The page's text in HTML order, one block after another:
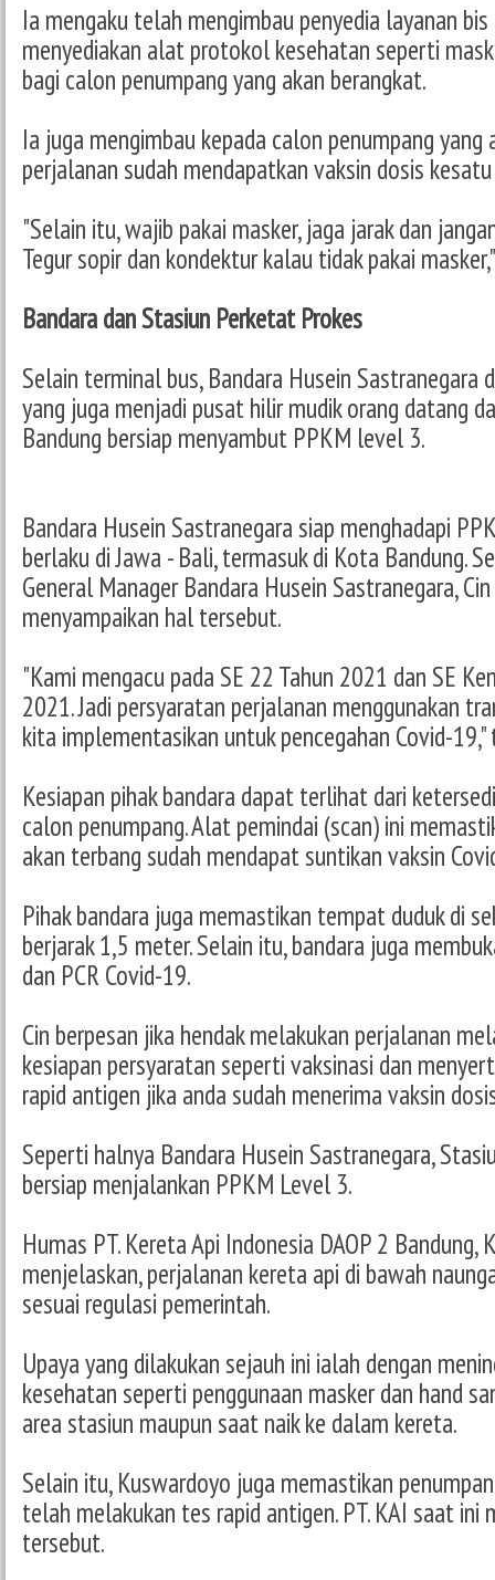
Ia mengaku telah mengimbau penyedia layanan
menyediakan alat protokol kesehatan seperti
bagi calon penumpang yang akan berangkat.
Ia juga mengimbau kepada calon penumpang yang
perjalanan sudah mendapatkan vaksin dosis
"Selain itu, wajib pakai masker, jaga jarak dan
Tegur sopir dan kondektur kalau tidak pakai
Bandara dan Stasiun Perketat Prokes
Selain terminal bus, Bandara Husein Sastranegara
yang juga menjadi pusat hilir mudik orang datang
Bandung bersiap menyambut PPKM level 3.
Bandara Husein Sastranegara siap menghadapi
berlaku di Jawa - Bali, termasuk di Kota Bandung.
General Manager Bandara Husein Sastranegara,
menyampaikan hal tersebut.
"Kami mengacu pada SE 22 Tahun 2021 dan SE
2021. Jadi persyaratan perjalanan menggunakan
kita implementasikan untuk pencegahan Covid-19,"
Kesiapan pihak bandara dapat terlihat dari
calon penumpang. Alat pemindai (scan) ini
akan terbang sudah mendapat suntikan vaksin
Pihak bandara juga memastikan tempat duduk di
berjarak 1,5 meter. Selain itu, bandara juga
dan PCR Covid-19.
Cin berpesan jika hendak melakukan perjalanan
kesiapan persyaratan seperti vaksinasi dan
rapid antigen jika anda sudah menerima vaksin
Seperti halnya Bandara Husein Sastranegara,
bersiap menjalankan PPKM Level 3.
Humas PT. Kereta Api Indonesia DAOP 2 Bandung,
menjelaskan, perjalanan kereta api di bawah
sesuai regulasi pemerintah.
Upaya yang dilakukan sejauh ini ialah dengan
kesehatan seperti penggunaan masker dan hand
area stasiun maupun saat naik ke dalam kereta.
Selain itu, Kuswardoyo juga memastikan
telah melakukan tes rapid antigen. PT. KAI saat ini
tersebut.